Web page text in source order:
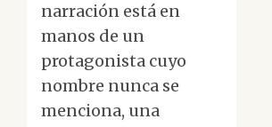
narración está en
manos de un
protagonista cuyo
nombre nunca se
menciona, una